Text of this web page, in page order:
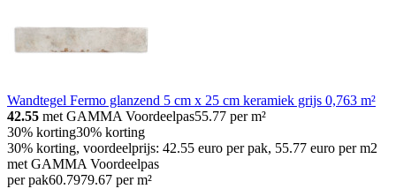
Wandtegel Fermo glanzend 5 cm x 25 cm keramiek grijs 0,763 m²
42.55 met GAMMA Voordeelpas55.77 per m²
30% korting30% korting
30% korting, voordeelprijs: 42.55 euro per pak, 55.77 euro per m2
met GAMMA Voordeelpas
per pak60.7979.67 per m²